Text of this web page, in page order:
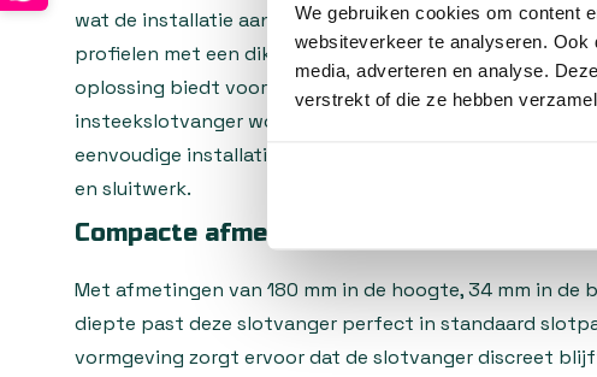
We gebruiken cookies om content
websiteverkeer te analyseren.
media, adverteren en analyse.
verstrekt of die ze hebben
wat de installatie aanzienlijk vereenvoudigt. Het
profielen met een dikte tussen 40 en 50 mm, waardoor
oplossing biedt voor diverse deurtypen en
insteekslotvanger wordt geleverd met een helder
eenvoudige installatie, zelfs voor doe-het-zelvers met
en sluitwerk.
Compacte afmetingen en doordachte
Met afmetingen van 180 mm in de hoogte, 34 mm in de
diepte past deze slotvanger perfect in standaard
vormgeving zorgt ervoor dat de slotvanger discreet